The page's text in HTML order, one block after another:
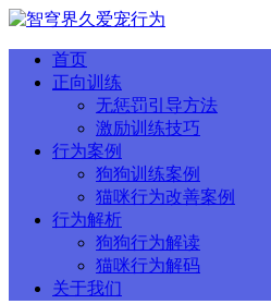
首页
正向训练
无惩罚引导方法
激励训练技巧
行为案例
狗狗训练案例
猫咪行为改善案例
行为解析
狗狗行为解读
猫咪行为解码
关于我们